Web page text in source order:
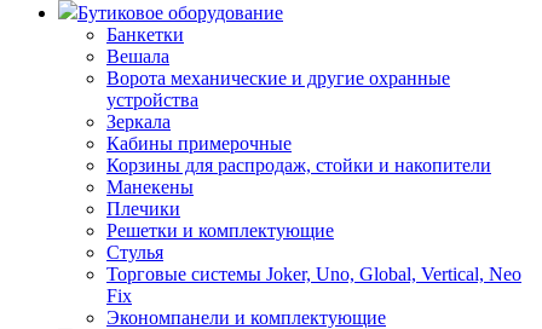
Бутиковое оборудование
Банкетки
Вешала
Ворота механические и другие охранные
устройства
Зеркала
Кабины примерочные
Корзины для распродаж, стойки и накопители
Манекены
Плечики
Решетки и комплектующие
Стулья
Торговые системы Joker, Uno, Global, Vertical, Neo
Fix
Экономпанели и комплектующие